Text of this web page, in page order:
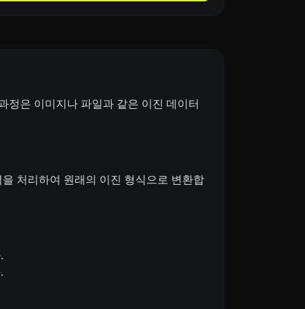
정은 이미지나 파일과 같은 이진 데이터
처리하여 원래의 이진 형식으로 변환합